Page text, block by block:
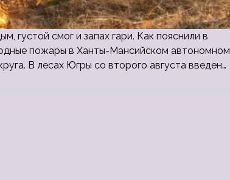
густой смог и запах гари. Как пояснили в
пожары в Ханты-Мансийском автономном
В лесах Югры со второго августа введен…